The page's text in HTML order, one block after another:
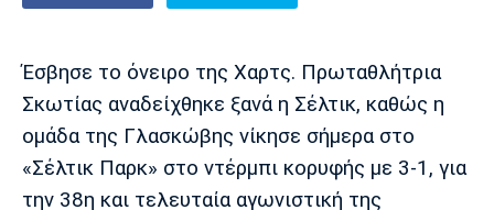
Europa League
Conference League
Διεθνή
Α Γυναικών
Champions League
Κύπελλο
Σπορ
Στίβος
Γυμναστική
Auto-Moto
Αυτοκίνητο
Tech
Αστέρας
ΠΑΣ Γιάννινα Λεβαδειακός
Έσβησε το όνειρο της Χαρτς. Πρωταθλήτρια
Σκωτίας αναδείχθηκε ξανά η Σέλτικ, καθώς η
ομάδα της Γλασκώβης νίκησε σήμερα στο
«Σέλτικ Παρκ» στο ντέρμπι κορυφής με 3-1, για
την 38η και τελευταία αγωνιστική της